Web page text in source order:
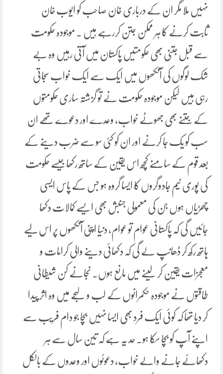
نہیں ملا مگر ان کے درباری خان صاحب کو ایوب خان
ثابت کرنے کا ہر ممکن جتن کررہے ہیں ۔ موجودہ حکومت
سے قبل جتنی بھی حکومتیں پاکستان میں آتی رہیں وہ بے
شک لوگوں کی آنکھوں میں ایک سے ایک خواب سجاتی
رہی ہیں لیکن موجودہ حکومت نے تو گزشتہ ساری حکومتوں
کے جتنے بھی جھوٹے خواب، وعدے اور دعوے تھے ان
سب کو یک جا کرنے اور ان کو کئی سو سے ضرب دینے کے
بعد قوم کے سامنے کچھ اس یقین کے ساتھ رکھا جیسے حکومت
کی پوری ٹیم جادوگروں کا ایسا گروہ ہو جس کے پاس ایسی
چھڑیاں ہوں جن کی معمولی جنبش بھی ایسے کمالات دکھا
جائیں گی کہ پاکستانی عوام تو عوام، دنیا اپنی آنکھوں پر اس لیے
ہاتھ رکھ کر ڈھانپ لے گی کہ دکھائی دینے والی کرامات و
معجزات یقین کر لینے میں مانع ہوں۔ نجانے کن شیطانی
طاقتوں نے موجودہ حکمرانوں کے لب و لہجے میں وہ اثر پیدا
کر دیا تھا کہ کوئی ایک فرد بھی ایسا نہیں بچا جو دام فریب سے
اپنے آپ کو بچا سکا ہو۔ حد یہ ہے کہ تین سال سے ہر
دکھائے جانے والے خواب، دعوئوں اور وعدوں کے بالکل